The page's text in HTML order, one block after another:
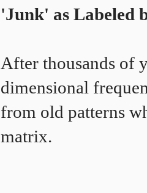
'Junk' as Labeled
After thousands of
dimensional
from old patterns
matrix.